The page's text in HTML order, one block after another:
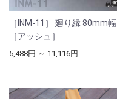
［INM-11］ 廻り縁 80mm幅
［アッシュ］
5,488円 ～ 11,116円